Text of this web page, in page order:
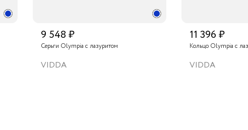
9 548 ₽
Серьги Olympia с лазуритом
VIDDA
11 396 ₽
Кольцо Olympia с
VIDDA